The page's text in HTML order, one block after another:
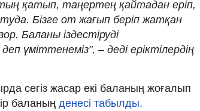
қатып, таңертең қайтадан еріп,
Бізге от жағып беріп жатқан
Баланы іздестіруді
үміттенеміз", – деді еріктілердің
сегіз жасар екі баланың жоғалып
баланың денесі табылды.